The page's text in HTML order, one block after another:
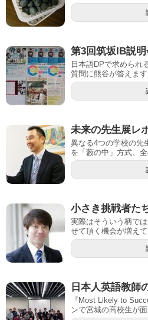
第3回筑坂IB説
日本語DPで求められ
質問に熊谷が答えます
未来の先生展レ
異なる4つの学校の先
を「藪の中」方式、
小さき挑戦者た
実際はそういう柄で
せて頂く機会が増えて
日本人英語教師
『Most Likely to
ンで宮城の高校生が